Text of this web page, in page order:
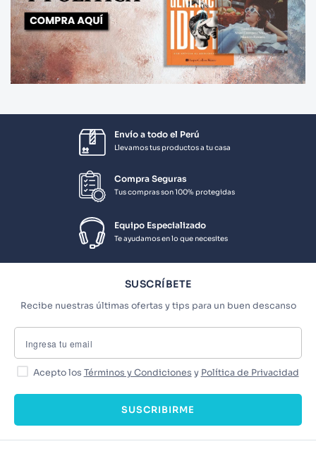
Envío a todo el Perú
Llevamos tus productos a tu casa
Compra Seguras
Tus compras son 100% protegidas
Equipo Especializado
Te ayudamos en lo que necesites
SUSCRÍBETE
Recibe nuestras últimas ofertas y tips para un buen descanso
Acepto los Términos y Condiciones y Política de Privacidad
SUSCRIBIRME